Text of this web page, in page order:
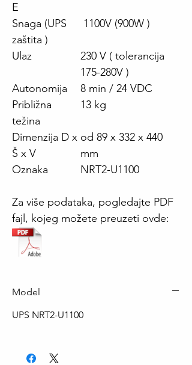
E
Snaga (UPS
zaštita )
1100V (900W )
Ulaz
230 V ( tolerancija
175-280V )
Autonomija
8 min / 24 VDC
Približna
težina
13 kg
Dimenzija D x
Š x V
od 89 x 332 x 440
mm
Oznaka
NRT2-U1100
Za više podataka, pogledajte PDF
fajl, kojeg možete preuzeti ovde:
Model
UPS NRT2-U1100